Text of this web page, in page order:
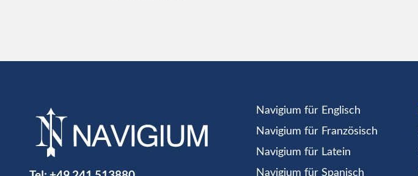
Navigium für Englisch
Navigium für Französisch
Navigium für Latein
Navigium für Spanisch